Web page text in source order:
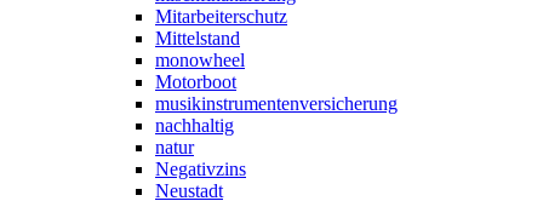
Mitarbeiterschutz
Mittelstand
monowheel
Motorboot
musikinstrumentenversicherung
nachhaltig
natur
Negativzins
Neustadt